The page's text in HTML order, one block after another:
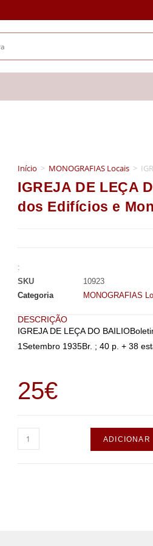
Início > MONOGRAFIAS Locais >
IGREJA DE LEÇA
dos Edifícios e
:
SKU
10923
Categoria
MONOGRAFIAS
DESCRIÇÃO
IGREJA DE LEÇA DO
1Setembro 1935Br. ; 40 p. + 38
25€
ADICIONAR